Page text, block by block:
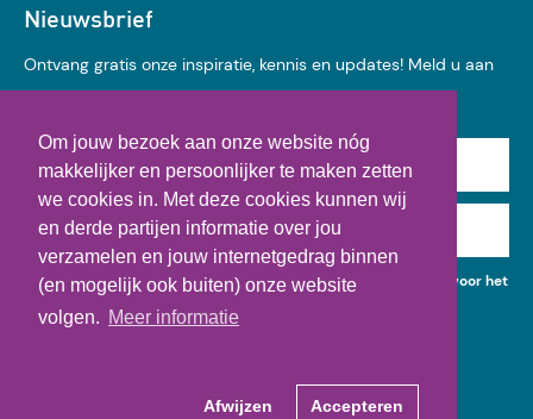
Om jouw bezoek aan onze website nóg
makkelijker en persoonlijker te maken zetten
we cookies in. Met deze cookies kunnen wij
en derde partijen informatie over jou
verzamelen en jouw internetgedrag binnen
(en mogelijk ook buiten) onze website
volgen. Meer informatie
Afwijzen Accepteren
Nieuwsbrief
Ontvang gratis onze inspiratie, kennis en updates! Meld u aan
voor onze nieuwsbrief:
Achternaam
E-mail
Ik geef toestemming voor het gebruik van mijn gegevens voor het